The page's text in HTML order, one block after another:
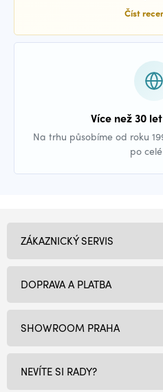
Číst
Více než 30
Na trhu působíme od roku
po
SHOWROOM PRAHA
NEVÍTE SI RADY?
ZÁKAZNICKÝ SERVIS
DOPRAVA A PLATBA